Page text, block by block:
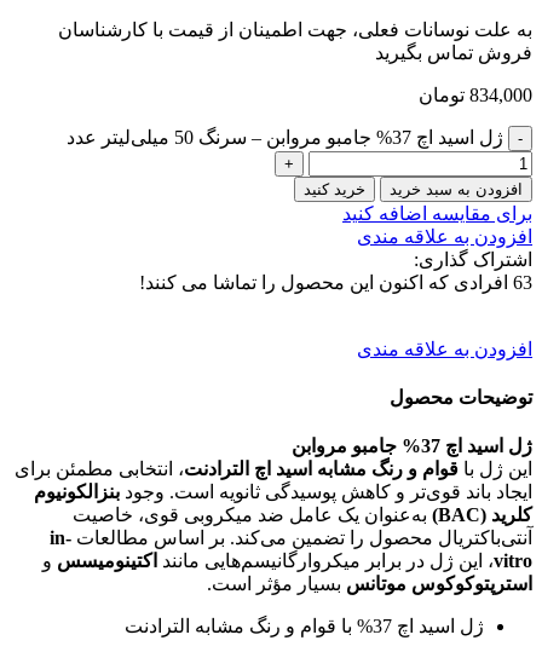
به علت نوسانات فعلی، جهت اطمینان از قیمت با کارشناسان
فروش تماس بگیرید
834,000 تومان
ژل اسید اچ 37% جامبو مروابن – سرنگ 50 میلی‌لیتر عدد
افزودن به سبد خرید خرید کنید
برای مقایسه اضافه کنید
افزودن به علاقه مندی
اشتراک گذاری:
63 افرادی که اکنون این محصول را تماشا می کنند!
افزودن به علاقه مندی
توضیحات محصول
ژل اسید اچ 37% جامبو مروابن
این ژل با قوام و رنگ مشابه اسید اچ الترادنت، انتخابی مطمئن برای
ایجاد باند قوی‌تر و کاهش پوسیدگی ثانویه است. وجود بنزالکونیوم
کلرید (BAC)
به‌عنوان یک عامل ضد میکروبی قوی، خاصیت
آنتی‌باکتریال محصول را تضمین می‌کند. بر اساس مطالعات in-
vitro، این ژل در برابر میکروارگانیسم‌هایی مانند اکتینومیسس و
استرپتوکوکوس موتانس بسیار مؤثر است.
ژل اسید اچ 37% با قوام و رنگ مشابه الترادنت